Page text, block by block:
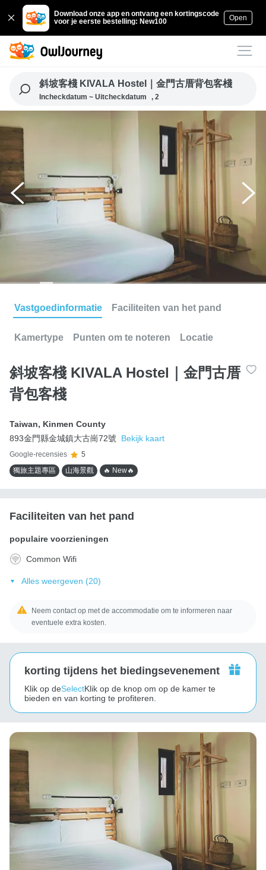
Download onze app en ontvang een kortingscode
voor je eerste bestelling: New100
Open
斜坡客棧 KIVALA Hostel｜金門古厝背包客棧
Incheckdatum ~ Uitcheckdatum , 2
Vastgoedinformatie Faciliteiten van het pand
Kamertype Punten om te noteren Locatie
斜坡客棧 KIVALA Hostel｜金門古厝
背包客棧
Taiwan, Kinmen County
893金門縣金城鎮大古崗72號
Bekijk kaart
Google-recensies
5
獨旅主題專區
山海景觀 🔥 New🔥
Faciliteiten van het pand
populaire voorzieningen
Common Wifi
Alles weergeven (20)
Neem contact op met de accommodatie om te informeren naar
eventuele extra kosten.
korting tijdens het biedingsevenement
Klik op deSelectKlik op de knop om op de kamer te
bieden en van korting te profiteren.